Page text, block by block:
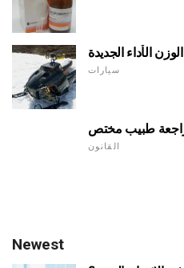
الأداء الجديدة
سيارات
القانون
Newest